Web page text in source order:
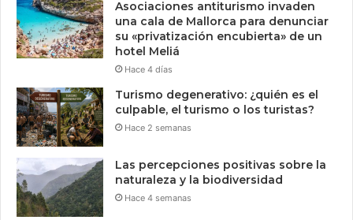
Asociaciones antiturismo invaden
una cala de Mallorca para denunciar
su «privatización encubierta» de un
hotel Meliá
Hace 4 días
Turismo degenerativo: ¿quién es el
culpable, el turismo o los turistas?
Hace 2 semanas
Las percepciones positivas sobre la
naturaleza y la biodiversidad
Hace 4 semanas